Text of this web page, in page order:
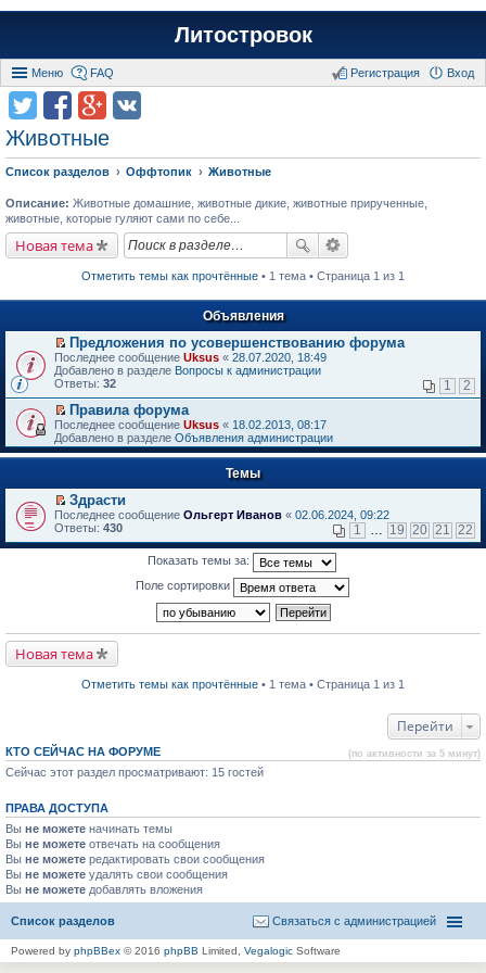
Литостровок
Меню FAQ Вход
Регистрация
Животные
Список разделов Оффтопик Животные
Описание: Животные домашние, животные дикие, животные прирученные,
животные, которые гуляют сами по себе...
Новая тема
Отметить темы как прочтённые • 1 тема • Страница 1 из 1
Объявления
П
е
р
й
т
и
к
п
в
о
м
у
н
т
а
н
о
о
б
н
ю
Предложения по усовершенствованию форума
Последнее сообщение Uksus « 28.07.2020, 18:49
Добавлено в разделе Вопросы к администрации
Ответы: 32 1 2
П
е
р
е
т
и
к
п
р
п
р
о
н
о
м
о
о
щ
е
н
и
ю
Правила форума
Последнее сообщение Uksus « 18.02.2013, 08:17
Добавлено в разделе Объявления администрации
Темы
П
е
е
р
в
о
р
о
ч
а
н
н
о
м
у
с
о
б
щ
е
Здрасти
Последнее сообщение Ольгерт Иванов « 02.06.2024, 09:22
Ответы: 430 1 19 20 21 22
Показать темы за:
Поле сортировки
Новая тема
Отметить темы как прочтённые • 1 тема • Страница 1 из 1
Перейти
КТО СЕЙЧАС НА ФОРУМЕ (по активности за 5 минут)
Сейчас этот раздел просматривают: 15 гостей
ПРАВА ДОСТУПА
Вы не можете начинать темы
Вы не можете отвечать на сообщения
Вы не можете редактировать свои сообщения
Вы не можете удалять свои сообщения
Вы не можете добавлять вложения
Список разделов Связаться с администрацией
Powered by phpBBex © 2016 phpBB Limited, Vegalogic Software